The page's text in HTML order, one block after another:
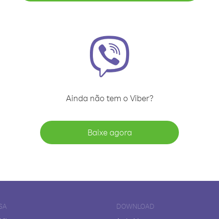
Ainda não tem o Viber?
Baixe agora
DOWNLOAD